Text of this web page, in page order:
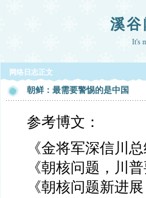
溪谷
It's
网络日志正文
朝鲜：最需要警惕的是中国
参考博文：
《金将军深信川
《朝核问题，川
《朝核问题新进